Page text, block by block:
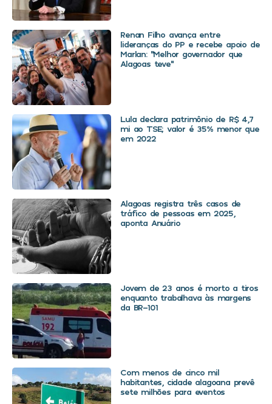
Renan Filho avança entre
lideranças do PP e recebe apoio de
Marlan: “Melhor governador que
Alagoas teve”
Lula declara patrimônio de R$ 4,7
mi ao TSE; valor é 35% menor que
em 2022
Alagoas registra três casos de
tráfico de pessoas em 2025,
aponta Anuário
Jovem de 23 anos é morto a tiros
enquanto trabalhava às margens
da BR-101
Com menos de cinco mil
habitantes, cidade alagoana prevê
sete milhões para eventos